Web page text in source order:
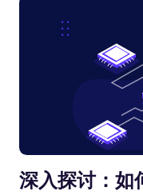
深入探讨：如